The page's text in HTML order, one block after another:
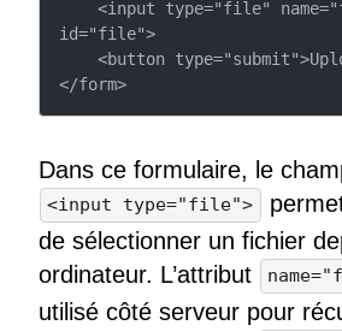
id="file">
</form>
Dans ce formulaire, le
<input type="file">
de sélectionner un fichier
ordinateur. L’attribut
utilisé côté serveur pour